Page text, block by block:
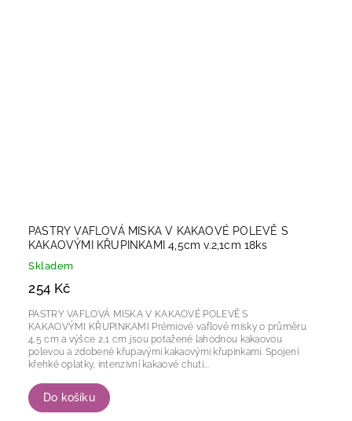
PASTRY VAFLOVÁ MISKA V KAKAOVÉ POLEVĚ S
KAKAOVÝMI KŘUPINKAMI 4,5cm v.2,1cm 18ks
Skladem
254 Kč
Do košíku
PASTRY VAFLOVÁ MISKA V KAKAOVÉ POLEVĚ S
KAKAOVÝMI KŘUPINKAMI Prémiové vaflové misky o průměru
4,5 cm a výšce 2,1 cm jsou potažené lahodnou kakaovou
polevou a zdobené křupavými kakaovými křupinkami. Spojení
křehké oplatky, intenzivní kakaové chuti...